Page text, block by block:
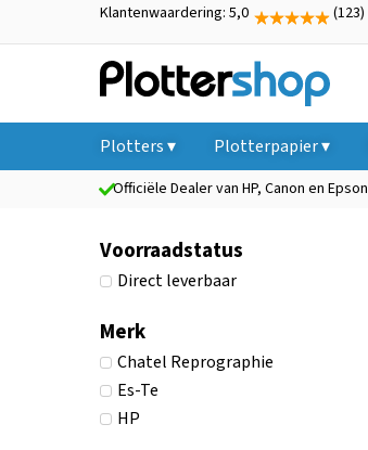
Klantenwaardering: 5,0 (123)
Plotters ▾ Plotterpapier ▾
Officiële Dealer van HP, Canon en Epson
Voorraadstatus
Direct leverbaar
Merk
Chatel Reprographie
Es-Te
HP